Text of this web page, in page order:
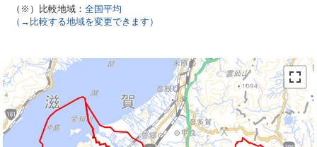
（※）比較地域：全国平均
（→比較する地域を変更できます）